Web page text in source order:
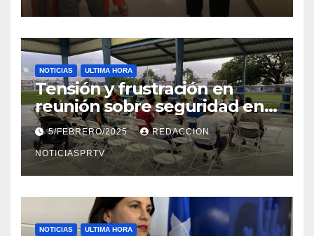
NOTICIAS ULTIMA HORA
Tensión y frustración en
reunión sobre seguridad en
Reparto Metropolitano
5/FEBRERO/2025 REDACCION
NOTICIASPRTV
NOTICIAS ULTIMA HORA